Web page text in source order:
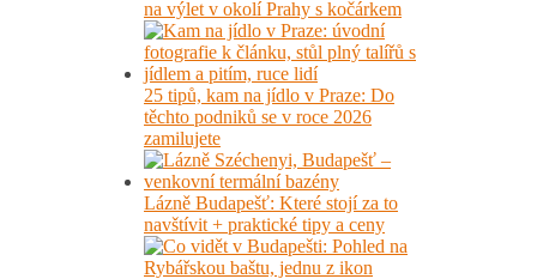
na výlet v okolí Prahy s kočárkem
25 tipů, kam na jídlo v Praze: Do
těchto podniků se v roce 2026
zamilujete
Lázně Budapešť: Které stojí za to
navštívit + praktické tipy a ceny